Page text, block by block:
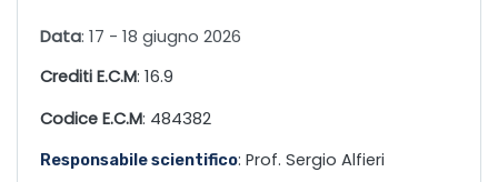
Data: 17 - 18 giugno 2026
Crediti E.C.M: 16.9
Codice E.C.M: 484382
Responsabile scientifico: Prof. Sergio Alfieri